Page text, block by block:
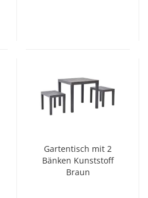
Gartentisch mit 2
Bänken Kunststoff
Braun